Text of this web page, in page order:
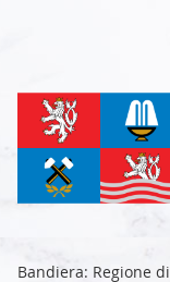
Bandiera: Regione di